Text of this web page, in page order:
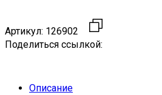
Артикул: 126902
Поделиться ссылкой:
Описание